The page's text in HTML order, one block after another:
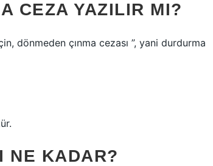
CEZA YAZILIR MI?
dönmeden çınma cezası ”, yani durdurma
NE KADAR?